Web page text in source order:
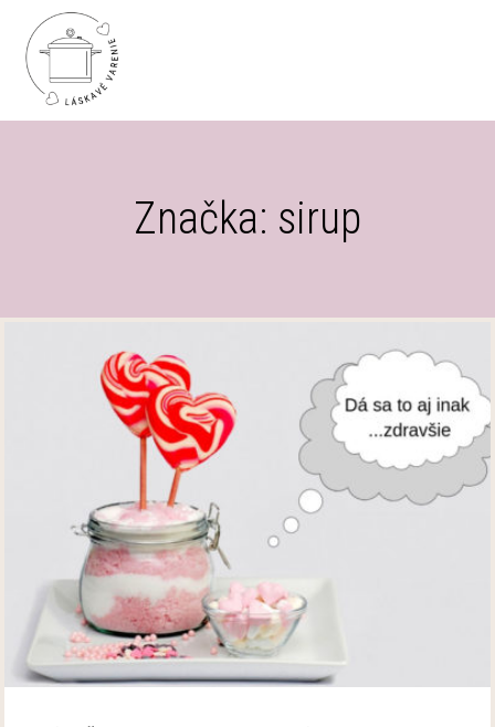
Značka: sirup